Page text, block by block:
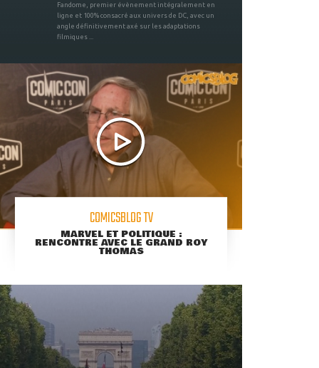
Fandome, premier évènement intégralement en
ligne et 100% consacré aux univers de DC, avec un
angle définitivement axé sur les adaptations
filmiques ...
COMICSBLOG TV
MARVEL ET POLITIQUE :
RENCONTRE AVEC LE GRAND ROY
THOMAS